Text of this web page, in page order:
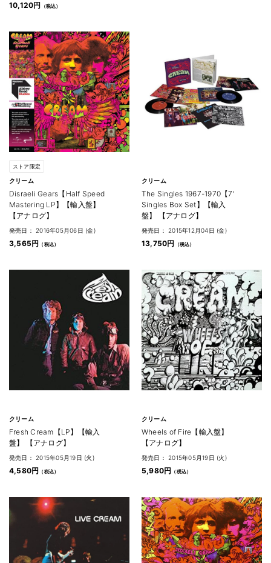
10,120円
ストア限定
クリーム
Disraeli Gears【Half Speed
Mastering LP】【輸入盤】
【アナログ】
発売日： 2016年05月06日 (金)
3,565円
クリーム
The Singles 1967-1970【7'
Singles Box Set】【輸入
盤】 【アナログ】
発売日： 2015年12月04日 (金)
13,750円
クリーム
Fresh Cream【LP】【輸入
盤】 【アナログ】
発売日： 2015年05月19日 (火)
4,580円
クリーム
Wheels of Fire【輸入盤】
【アナログ】
発売日： 2015年05月19日 (火)
5,980円